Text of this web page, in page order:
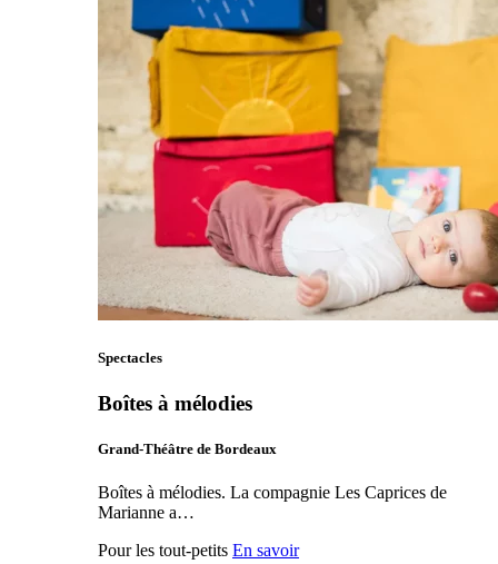
Spectacles
Boîtes à mélodies
Grand-Théâtre de Bordeaux
Boîtes à mélodies. La compagnie Les Caprices de
Marianne a…
Pour les tout-petits En savoir